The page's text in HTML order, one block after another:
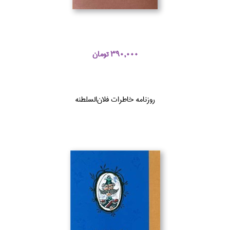
390,000 تومان
روزنامه خاطرات فلان‌السلطنه